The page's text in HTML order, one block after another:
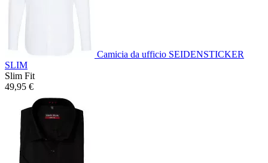
Camicia da ufficio SEIDENSTICKER
SLIM
Slim Fit
49,95 €